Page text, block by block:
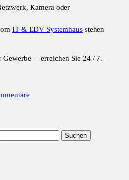
Kamera oder
IT & EDV Systemhaus stehen
– erreichen Sie 24 / 7.